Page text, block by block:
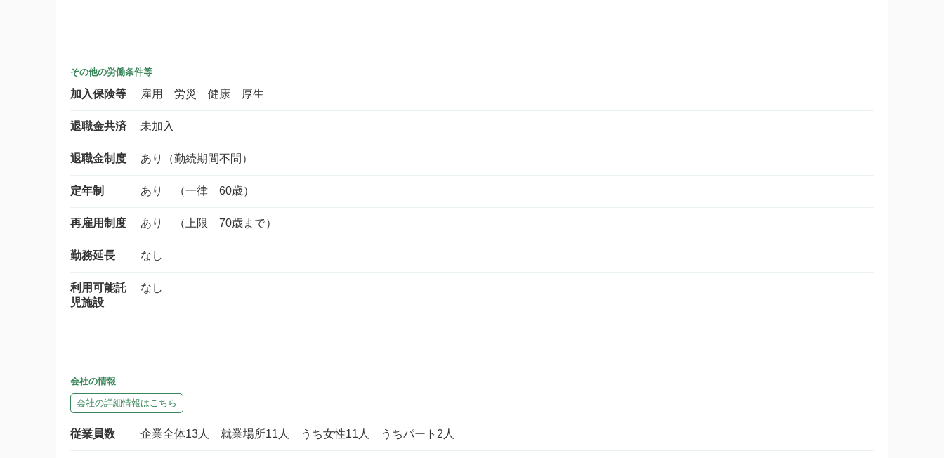
その他の労働条件等
加入保険等 雇用 労災 健康 厚生
退職金共済 未加入
退職金制度 あり（勤続期間不問）
定年制 あり （一律 60歳）
再雇用制度 あり （上限 70歳まで）
勤務延長 なし
利用可能託
児施設
なし
会社の情報
会社の詳細情報はこちら
従業員数 企業全体13人 就業場所11人 うち女性11人 うちパート2人